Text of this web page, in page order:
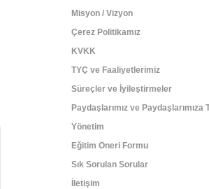
Misyon / Vizyon
Çerez Politikamız
KVKK
TYÇ ve Faaliyetlerimiz
Süreçler ve İyileştirmeler
Yönetim
Eğitim Öneri Formu
Sık Sorulan Sorular
İletişim